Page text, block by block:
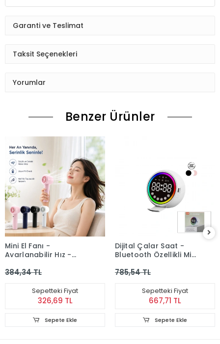
Garanti ve Teslimat
Taksit Seçenekleri
Yorumlar
Benzer Ürünler
Mini El Fanı -
Ayarlanabilir Hız -
Karışık Renk
384,34 TL
Sepetteki Fiyat
326,69 TL
Sepete Ekle
Dijital Çalar Saat -
Bluetooth Özellikli Mini
Işıklı
785,54 TL
Sepetteki Fiyat
667,71 TL
Sepete Ekle